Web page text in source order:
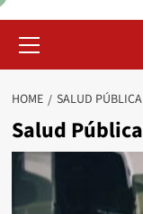
Menu
HOME SALUD PÚBLICA
Salud Pública